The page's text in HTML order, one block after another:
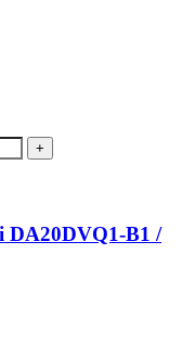
DA20DVQ1-B1 /